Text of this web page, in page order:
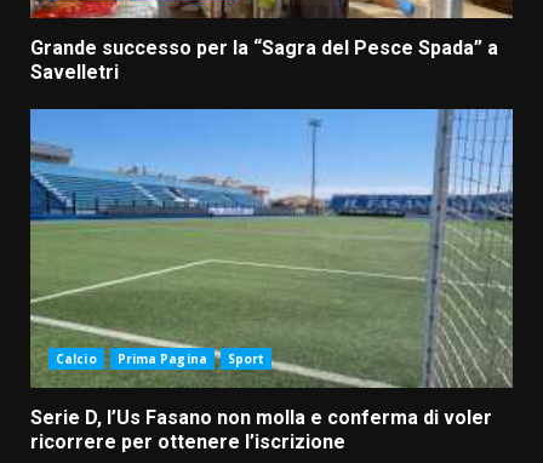
Grande successo per la “Sagra del Pesce Spada” a
Savelletri
Calcio Prima Pagina Sport
Serie D, l’Us Fasano non molla e conferma di voler
ricorrere per ottenere l’iscrizione